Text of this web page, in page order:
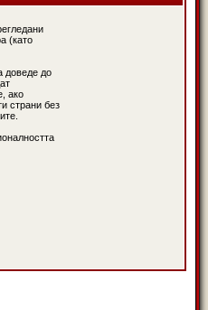
(като
доведе до
ако
страни без